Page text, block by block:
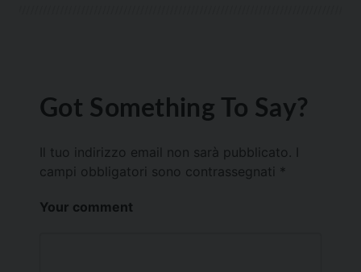
Got Something To Say?
Il tuo indirizzo email non sarà pubblicato.
campi obbligatori sono contrassegnati *
Your comment